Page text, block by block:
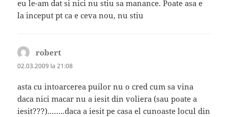
eu le-am dat si nici nu stiu sa manance. Poate asa e
la inceput pt ca e ceva nou, nu stiu
robert
02.03.2009 la 21:08
asta cu intoarcerea puilor nu o cred cum sa vina
daca nici macar nu a iesit din voliera (sau poate a
iesit???)……..daca a iesit pe casa el cunoaste locul din